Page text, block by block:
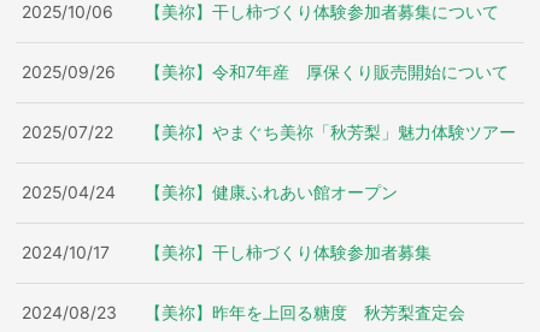
2025/10/06 【美祢】干し柿づくり体験参加者募集について
2025/09/26 【美祢】令和7年産 厚保くり販売開始について
2025/07/22 【美祢】やまぐち美祢「秋芳梨」魅力体験ツアー
2025/04/24 【美祢】健康ふれあい館オープン
2024/10/17 【美祢】干し柿づくり体験参加者募集
2024/08/23 【美祢】昨年を上回る糖度 秋芳梨査定会